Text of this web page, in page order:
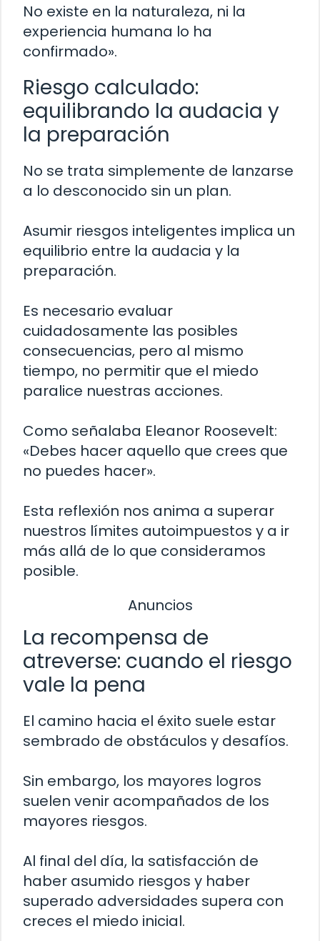
No existe en la naturaleza, ni la
experiencia humana lo ha
confirmado».
Riesgo calculado:
equilibrando la audacia y
la preparación
No se trata simplemente de lanzarse
a lo desconocido sin un plan.
Asumir riesgos inteligentes implica un
equilibrio entre la audacia y la
preparación.
Es necesario evaluar
cuidadosamente las posibles
consecuencias, pero al mismo
tiempo, no permitir que el miedo
paralice nuestras acciones.
Como señalaba Eleanor Roosevelt:
«Debes hacer aquello que crees que
no puedes hacer».
Esta reflexión nos anima a superar
nuestros límites autoimpuestos y a ir
más allá de lo que consideramos
posible.
Anuncios
La recompensa de
atreverse: cuando el riesgo
vale la pena
El camino hacia el éxito suele estar
sembrado de obstáculos y desafíos.
Sin embargo, los mayores logros
suelen venir acompañados de los
mayores riesgos.
Al final del día, la satisfacción de
haber asumido riesgos y haber
superado adversidades supera con
creces el miedo inicial.